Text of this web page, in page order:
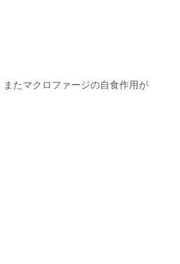
たマクロファージの自食作用が